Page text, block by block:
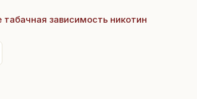
табачная зависимость никотин